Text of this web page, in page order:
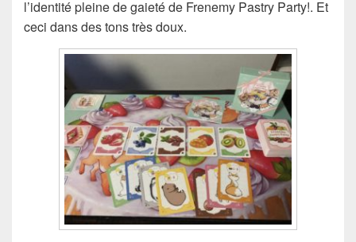
l’identité pleine de gaieté de Frenemy Pastry Party!. Et
ceci dans des tons très doux.